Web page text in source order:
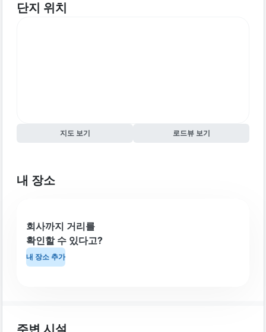
단지 위치
지도 보기 로드뷰 보기
내 장소
회사까지 거리를
확인할 수 있다고?
내 장소 추가
주변 시설